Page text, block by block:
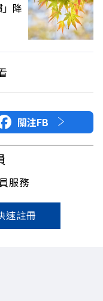
降
關注FB
服務
速註冊